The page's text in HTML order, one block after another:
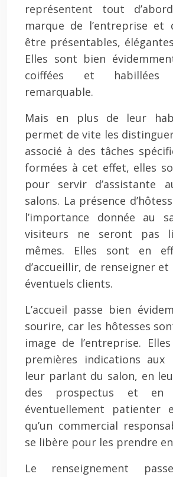
représentent tout
marque de l’entreprise et
être présentables,
Elles sont bien
coiffées et
remarquable.
Mais en plus de leur
permet de vite les
associé à des tâches
formées à cet effet, elles
pour servir d’assistante
salons. La présence
l’importance donnée au
visiteurs ne seront pas
mêmes. Elles sont en
d’accueillir, de renseigner et
éventuels clients.
L’accueil passe bien
sourire, car les hôtesses
image de l’entreprise.
premières indications aux
leur parlant du salon, en
des prospectus et en
éventuellement patienter
qu’un commercial
se libère pour les prendre
Le renseignement